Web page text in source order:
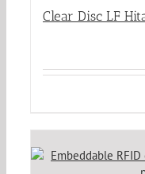
Clear Disc LF